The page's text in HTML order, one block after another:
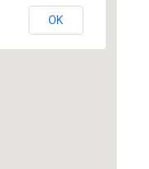
OK